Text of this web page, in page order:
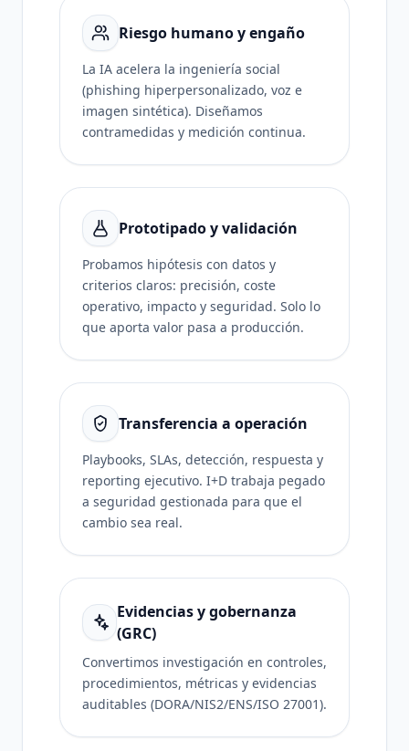
Riesgo humano y engaño
La IA acelera la ingeniería social
(phishing hiperpersonalizado, voz e
imagen sintética). Diseñamos
contramedidas y medición continua.
Prototipado y validación
Probamos hipótesis con datos y
criterios claros: precisión, coste
operativo, impacto y seguridad. Solo lo
que aporta valor pasa a producción.
Transferencia a operación
Playbooks, SLAs, detección, respuesta y
reporting ejecutivo. I+D trabaja pegado
a seguridad gestionada para que el
cambio sea real.
Evidencias y gobernanza
(GRC)
Convertimos investigación en controles,
procedimientos, métricas y evidencias
auditables (DORA/NIS2/ENS/ISO 27001).